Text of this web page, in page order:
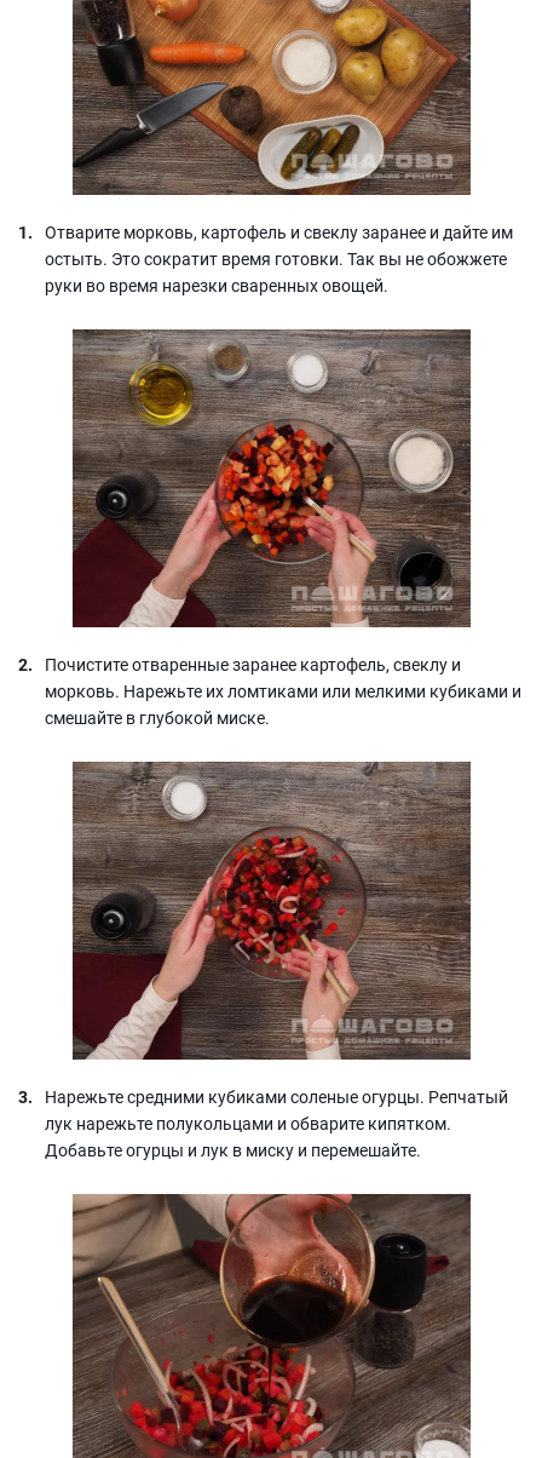
Отварите морковь, картофель и свеклу заранее и дайте им
остыть. Это сократит время готовки. Так вы не обожжете
руки во время нарезки сваренных овощей.
Почистите отваренные заранее картофель, свеклу и
морковь. Нарежьте их ломтиками или мелкими кубиками и
смешайте в глубокой миске.
Нарежьте средними кубиками соленые огурцы. Репчатый
лук нарежьте полукольцами и обварите кипятком.
Добавьте огурцы и лук в миску и перемешайте.